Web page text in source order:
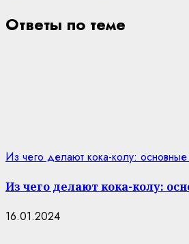
Ответы по теме
Из чего делают кока-колу:
Из чего делают кока-колу:
16.01.2024